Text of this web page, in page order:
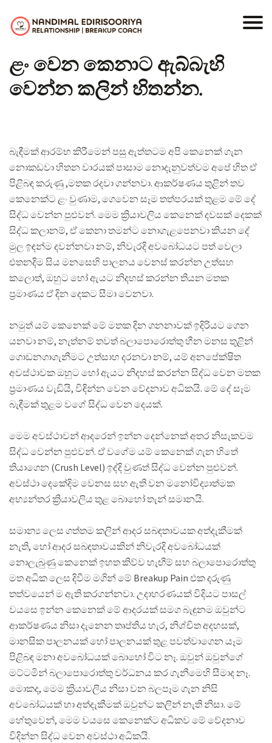
ළං වෙන කෙනාට ඇබ්බැහි
වෙන්න කලින් හිතන්න.
බැඳීමක් ආරම්භ කිරීමෙන් පසු ඇත්තටම අපි කෙනෙක් ගැන
නොකඩවා හිතන වාරයක් පාසාම නොදැනුවත්වම අපේ හිත ඒ
පිළිබඳ කරුණු ,මතක රදවා ගන්නවා. ආකර්ෂණය තුළින් තව
කෙනෙක්ට ළං වුණාම, ගෙවෙන සෑම තත්පරයක් තුළම මේ දේ
සිද්ධ වෙන්න පුළුවන්. මෙම ක්‍රියාවලිය කෙනෙක් දවසක් දෙකක්
සිද්ධ කලානම්, ඒ කෙනා තමන්ට නොගැළපෙනවා කියන දේ
මුල ඉඳන්ම දවන්නවා නම්, නිවැරදි අවබෝධයට පත් වෙලා
එතනදිම සිය මනසෙහි පාලනය වෙනස් කරන්න උත්සහ
කලොත්, ඔහුට හෝ ඇයට නිදහස් කරන්න තියන මතක
ප්‍රමාණය ඒ දින දෙකට සීමා වෙනවා.
නමුත් යම් කෙනෙක් මේ මතක දින ගනනාවක් ඉදිරියට ගෙන
යනවා නම්, නැත්නම් තවත් බලාපොරොත්තු හීන මනස තුළින්
ගොඩනගාගැනීමට උත්සාහ දරනවා නම්, යම් අනපේක්ෂිත
අවස්ථාවක ඔහුට හෝ ඇයට නිදහස් කරන්න සිද්ධ වෙන මතක
ප්‍රමාණය වැඩියි, විඳින්න වෙන වේදනාව අධිකයි. මේ දේ සෑම
බැඳීමක් තුළම වගේ සිද්ධ වෙන දෙයක්.
මෙම අවස්ථාවන් ආදරෙන් ඉන්න දෙන්නෙක් අතර නිසැකවම
සිද්ධ වෙන්න පුළුවන්. ඒ වගේම යම් කෙනෙක් ගැන හිතේ
තියාගෙන (Crush Level) ඉද්දි වුණත් සිද්ධ වෙන්න පුළුවන්.
අවස්ථා දෙකේදිම වෙනස සහ ඇති වන මනෝවිද්‍යාත්මක
අභ්‍යන්තර ක්‍රියාවලිය තුළ බොහෝ තැන් සමානයි.
සමාන්‍ය ලෙස ගත්තම කලින් ආදර සබඳතාවයක අත්දැකීමක්
නැති, හෝ ආදර සබඳතාවයකින් නිවැරදි අවබෝධයක්
නොලැබුණු කෙනෙක් ඉහත කිව්ව හැඟීම් සහ බලාපොරොත්තු
මත අධික ලෙස දිවීම මගින් මේ Breakup Pain එක දරුණු
තත්වයෙන් ම ඇති කරගන්නවා. උදාහරණයක් විදියට පාසල්
වයසෙ ඉන්න කෙනෙක් මේ ආදරයක් සමග බැඳුනම ඔවුන්ට
ආකර්ෂණය නිසා දැනෙන තෘප්තිය හැර, නිශ්චිත අදහසක්,
මානසික පාලනයක් හෝ පාලනයක් තුළ පවත්වාගෙන යෑම
පිළිබඳ මනා අවබෝධයක් බොහෝ විට නෑ. ඔවුන් ඔවුන්ගේ
මට්ටමින් බලාපොරොත්තු වර්ධනය කර ගැනීමෙහි සීමාද නෑ.
මොකද, මෙම ක්‍රියාවලිය නිසා වන බලපෑම ගැන නිසි
අවබෝධයක් හා අත්දැකීමක් ඔවුන්ට කලින් නැති නිසා. මේ
හේතුවෙන්, මෙම වයසෙ කෙනෙක්ට අධිකව මේ වේදනාව
විදින්න සිද්ධ වෙන අවස්ථා අධිකයි.